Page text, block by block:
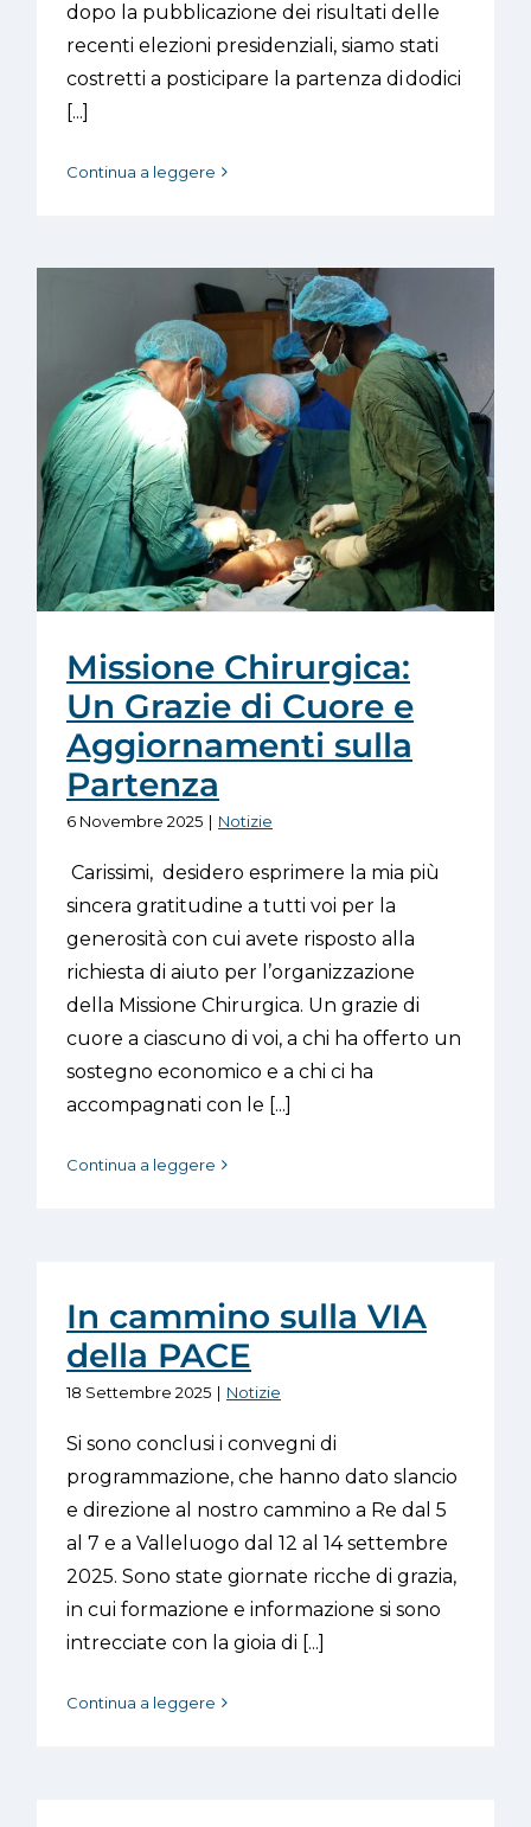
dopo la pubblicazione dei risultati delle
recenti elezioni presidenziali, siamo stati
costretti a posticipare la partenza di dodici
[...]
Continua a leggere
Missione Chirurgica:
Un Grazie di Cuore e
Aggiornamenti sulla
Partenza
6 Novembre 2025 | Notizie
Carissimi, desidero esprimere la mia più
sincera gratitudine a tutti voi per la
generosità con cui avete risposto alla
richiesta di aiuto per l’organizzazione
della Missione Chirurgica. Un grazie di
cuore a ciascuno di voi, a chi ha offerto un
sostegno economico e a chi ci ha
accompagnati con le [...]
Continua a leggere
In cammino sulla VIA
della PACE
18 Settembre 2025 | Notizie
Si sono conclusi i convegni di
programmazione, che hanno dato slancio
e direzione al nostro cammino a Re dal 5
al 7 e a Valleluogo dal 12 al 14 settembre
2025. Sono state giornate ricche di grazia,
in cui formazione e informazione si sono
intrecciate con la gioia di [...]
Continua a leggere